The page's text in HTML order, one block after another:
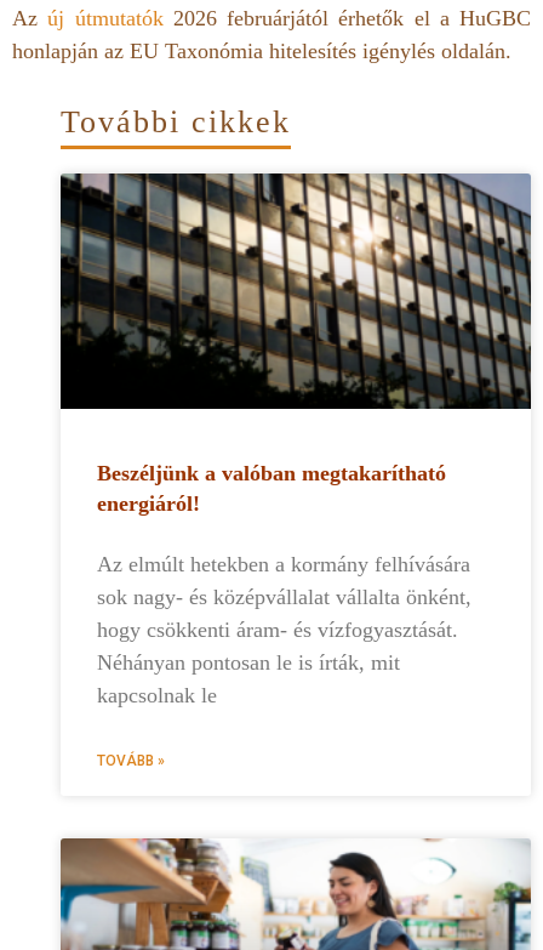
Azúj útmutatók2026 februárjától érhetők el a HuGBC
honlapján az EU Taxonómia hitelesítés igénylés oldalán.
További cikkek
Beszéljünk a valóban megtakarítható
energiáról!
Az elmúlt hetekben a kormány felhívására
sok nagy- és középvállalat vállalta önként,
hogy csökkenti áram- és vízfogyasztását.
Néhányan pontosan le is írták, mit
kapcsolnak le
TOVÁBB »